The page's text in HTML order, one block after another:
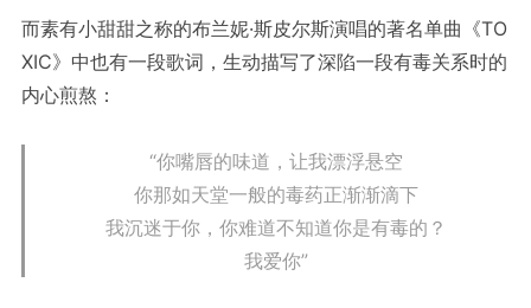
而素有小甜甜之称的布兰妮·斯皮尔斯演唱的著名单曲《TO
XIC》中也有一段歌词，生动描写了深陷一段有毒关系时的
内心煎熬：
“你嘴唇的味道，让我漂浮悬空
你那如天堂一般的毒药正渐渐滴下
我沉迷于你，你难道不知道你是有毒的？
我爱你”